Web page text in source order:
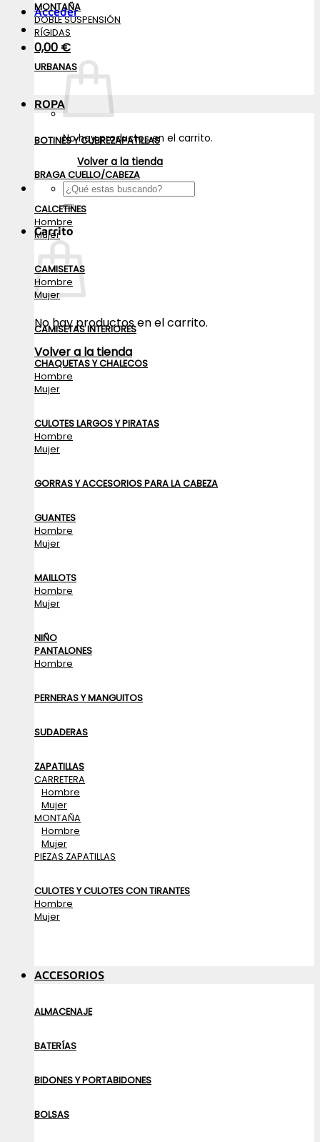
Acceder
0,00 €
No hay productos en el carrito.
Volver a la tienda
Buscar
por:
Carrito
No hay productos en el carrito.
Volver a la tienda
MONTAÑA
DOBLE SUSPENSIÓN
RÍGIDAS
URBANAS
ROPA
BOTINES Y CUBREZAPATILLAS
BRAGA CUELLO/CABEZA
CALCETINES
Hombre
Mujer
CAMISETAS
Hombre
Mujer
CAMISETAS INTERIORES
CHAQUETAS Y CHALECOS
Hombre
Mujer
CULOTES LARGOS Y PIRATAS
Hombre
Mujer
GORRAS Y ACCESORIOS PARA LA CABEZA
GUANTES
Hombre
Mujer
MAILLOTS
Hombre
Mujer
NIÑO
PANTALONES
Hombre
PERNERAS Y MANGUITOS
SUDADERAS
ZAPATILLAS
CARRETERA
Hombre
Mujer
MONTAÑA
Hombre
Mujer
PIEZAS ZAPATILLAS
CULOTES Y CULOTES CON TIRANTES
Hombre
Mujer
ACCESORIOS
ALMACENAJE
BATERÍAS
BIDONES Y PORTABIDONES
BOLSAS